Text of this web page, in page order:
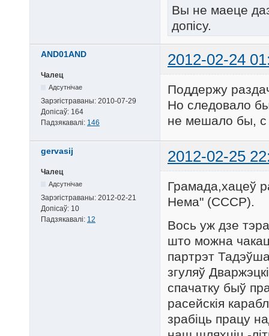
Вы не маеце
допісу.
AND01AND 2012-02-24
Чалец
Адсутнічае
Зарэгістраваны: 2010-07-29
Допісаў: 164
Падзякавалі: 146
Поддержу
Но следовало
не мешало бы, с
gervasij 2012-02-25
Чалец
Адсутнічае
Зарэгістраваны: 2012-02-21
Допісаў: 10
Падзякавалі: 12
Грамада,хацеў
Нема" (СССР).
Вось уж дзе
што можна
партрэт
згуляў
спачатку быў
расейскія
зрабіць працу